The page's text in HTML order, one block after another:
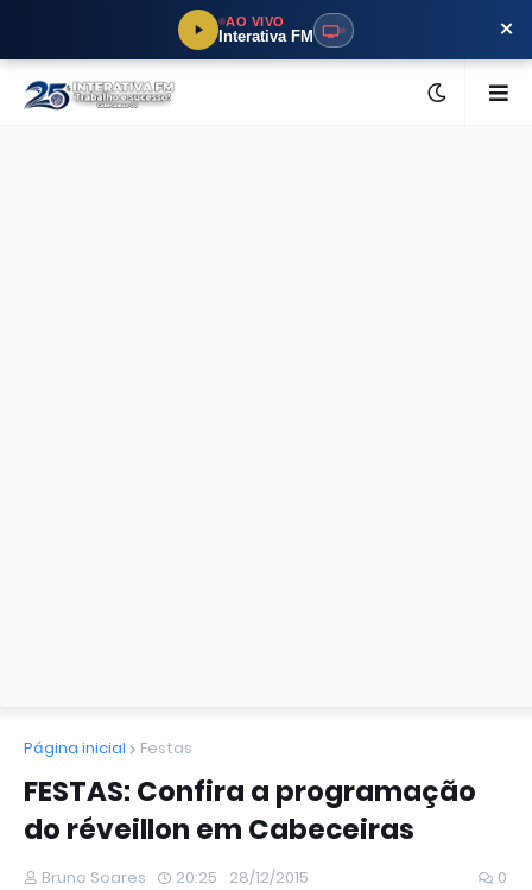
AO VIVO
Interativa FM ×
Página inicial Festas
FESTAS: Confira a programação
do réveillon em Cabeceiras
Bruno Soares 20:25 28/12/2015 0